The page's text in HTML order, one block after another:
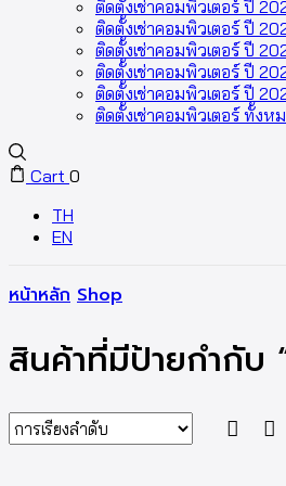
ติดตั้งเช่าคอมพิวเตอร์ ปี
ติดตั้งเช่าคอมพิวเตอร์ ปี
ติดตั้งเช่าคอมพิวเตอร์ ปี
ติดตั้งเช่าคอมพิวเตอร์ ปี
ติดตั้งเช่าคอมพิวเตอร์ ปี
ติดตั้งเช่าคอมพิวเตอร์ ทั้งห
Cart 0
TH
EN
หน้าหลัก Shop
สินค้าที่มีป้ายกำกับ